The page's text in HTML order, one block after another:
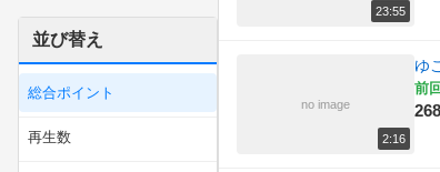
ラジオ (13)
乗り物
並び替え
総合ポイント
再生数
23:55
no image
2:16
ゆ
前